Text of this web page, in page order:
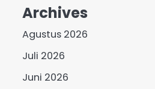
Archives
Agustus 2026
Juli 2026
Juni 2026